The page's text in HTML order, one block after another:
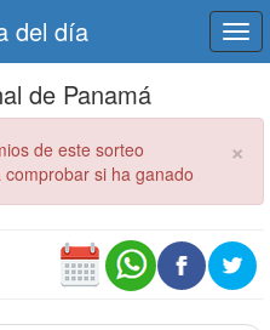
del día
de Panamá
×
de este sorteo
si ha ganado